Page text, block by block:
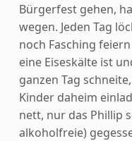
Bürgerfest gehen,
wegen. Jeden Tag
noch Fasching
eine Eiseskälte ist
ganzen Tag
Kinder daheim
nett, nur das Phillip
alkoholfreie)